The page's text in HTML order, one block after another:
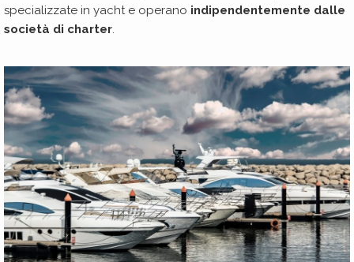
specializzate in yacht e operano indipendentemente dalle
società di charter.